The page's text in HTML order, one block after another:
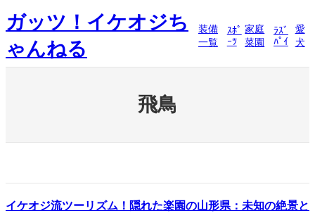
容
ス
キ
ガッツ！イケオジち
ゃんねる
装備
一覧
ｽﾎﾟ
ｰﾂ
家庭
菜園
ﾗｽﾞ
ﾊﾟｲ
愛
犬
飛鳥
イケオジ流ツーリズム！隠れた楽園の山形県：未知の絶景と